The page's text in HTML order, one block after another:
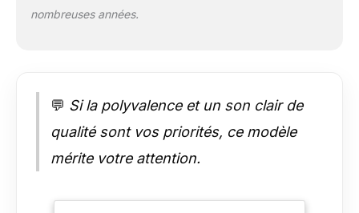
port USB sur le
bien plus encore.
nombreuses années.
💬 Si la polyvalence et un son clair de
qualité sont vos priorités, ce modèle
mérite votre attention.